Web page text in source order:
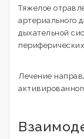
Тяжелое
артериального
дыхательной
Лечение